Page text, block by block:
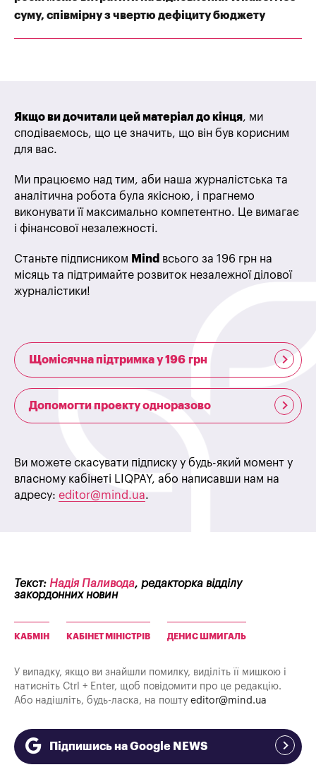
суму, співмірну з чвертю дефіциту бюджету
Якщо ви дочитали цей матеріал до кінця, ми
сподіваємось, що це значить, що він був корисним
для вас.
Ми працюємо над тим, аби наша журналістська та
аналітична робота була якісною, і прагнемо
виконувати її максимально компетентно. Це вимагає
і фінансової незалежності.
Станьте підписником Mind всього за 196 грн на
місяць та підтримайте розвиток незалежної ділової
журналістики!
Щомісячна підтримка у 196 грн
Допомогти проекту одноразово
Ви можете скасувати підписку у будь-який момент у
власному кабінеті LIQPAY, або написавши нам на
адресу: editor@mind.ua.
Текст: Надія Паливода, редакторка відділу
закордонних новин
КАБМІН КАБІНЕТ МІНІСТРІВ ДЕНИС ШМИГАЛЬ
У випадку, якщо ви знайшли помилку, виділіть її мишкою і
натисніть Ctrl + Enter, щоб повідомити про це редакцію.
Або надішліть, будь-ласка, на пошту editor@mind.ua
Підпишись на Google NEWS